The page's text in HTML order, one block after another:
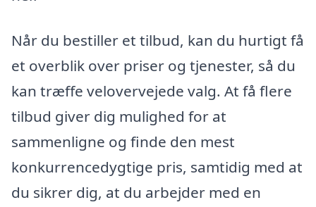
Når du bestiller et tilbud, kan du hurtigt få
et overblik over priser og tjenester, så du
kan træffe velovervejede valg. At få flere
tilbud giver dig mulighed for at
sammenligne og finde den mest
konkurrencedygtige pris, samtidig med at
du sikrer dig, at du arbejder med en